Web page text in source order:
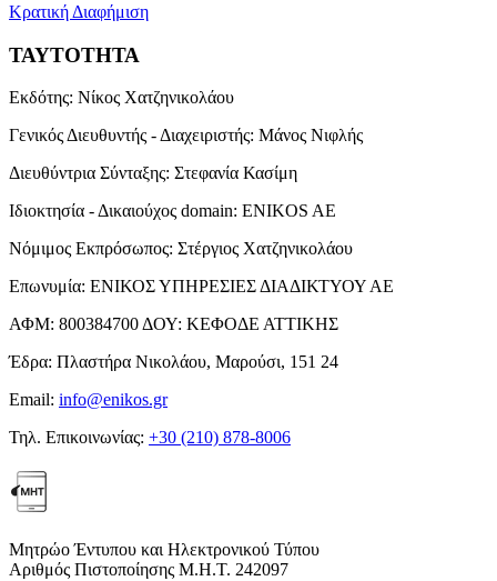
Κρατική Διαφήμιση
ΤΑΥΤΟΤΗΤΑ
Εκδότης: Νίκος Χατζηνικολάου
Γενικός Διευθυντής - Διαχειριστής: Μάνος Νιφλής
Διευθύντρια Σύνταξης: Στεφανία Κασίμη
Ιδιοκτησία - Δικαιούχος domain: ENIKOS AE
Νόμιμος Εκπρόσωπος: Στέργιος Χατζηνικολάου
Επωνυμία: ΕΝΙΚΟΣ ΥΠΗΡΕΣΙΕΣ ΔΙΑΔΙΚΤΥΟΥ ΑΕ
ΑΦΜ: 800384700ΔΟΥ: ΚΕΦΟΔΕ ΑΤΤΙΚΗΣ
Έδρα: Πλαστήρα Νικολάου, Μαρούσι, 151 24
Email: info@enikos.gr
Τηλ. Επικοινωνίας: +30 (210) 878-8006
Μητρώο Έντυπου και Ηλεκτρονικού Τύπου
Αριθμός Πιστοποίησης Μ.Η.Τ. 242097